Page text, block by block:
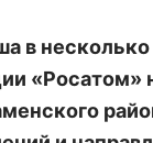
в
«Росатом»